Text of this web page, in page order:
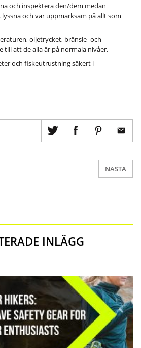
och inspektera den/dem medan
och var uppmärksam på allt som
oljetrycket, bränsle- och
till att de alla är på normala nivåer.
och fiskeutrustning säkert i
NÄSTA
INLÄGG